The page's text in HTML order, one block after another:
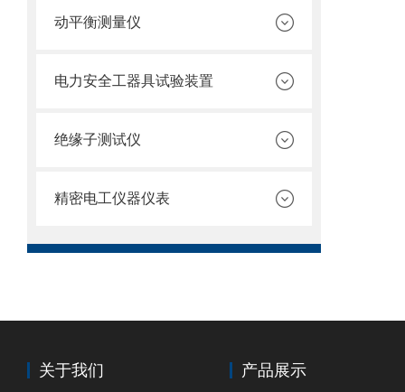
动平衡测量仪
电力安全工器具试验装置
绝缘子测试仪
精密电工仪器仪表
关于我们 产品展示